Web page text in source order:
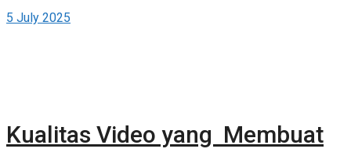
5 July 2025
Kualitas Video yang Membuat